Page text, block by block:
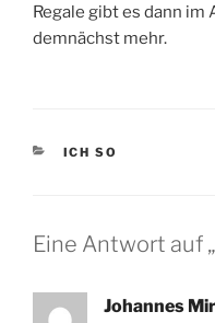
Regale gibt es dann im
demnächst mehr.
KATEGORIEN
ICH SO
Eine Antwort auf
Johannes